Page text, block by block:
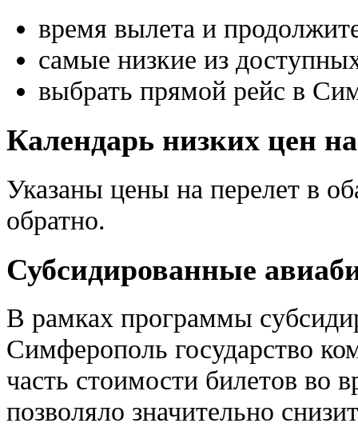
время вылета и
самые низкие из
выбрать прямой рейс в
Календарь низких цен
Указаны цены на перелет в
обратно.
Субсидированные
В рамках программы
Симферополь государство
часть стоимости билетов во
позволяло значительно